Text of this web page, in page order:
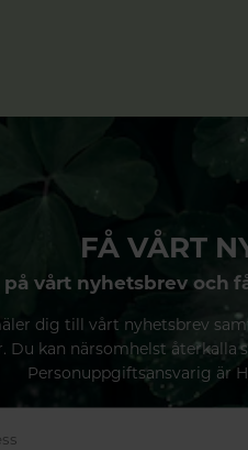
FÅ VÅRT
vårt nyhetsbrev och
dig till vårt nyhetsbrev
Du kan närsomhelst
Personuppgiftsansvarig är